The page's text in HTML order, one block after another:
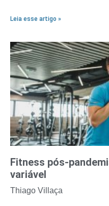
Leia esse artigo »
Fitness pós-
variável
Thiago Villaça